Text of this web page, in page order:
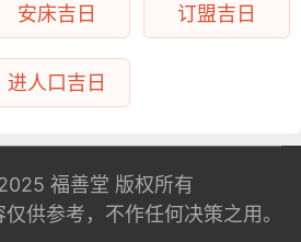
安床吉日 订盟吉日
进人口吉日
福善堂 版权所有
供参考，不作任何决策之用。